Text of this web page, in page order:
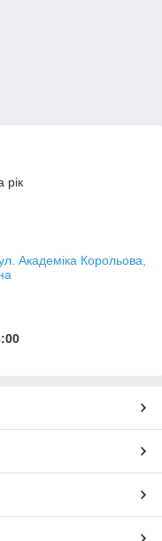
рік
Академіка Корольова,